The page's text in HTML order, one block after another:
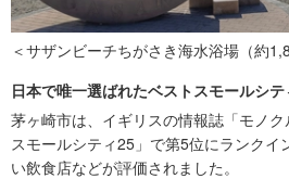
＜サザンビーチちがさき海水浴場（約
日本で唯一選ばれたベストスモールシ
茅ヶ崎市は、イギリスの情報誌「モノ
スモールシティ25」で第5位にランクイ
い飲食店などが評価されました。